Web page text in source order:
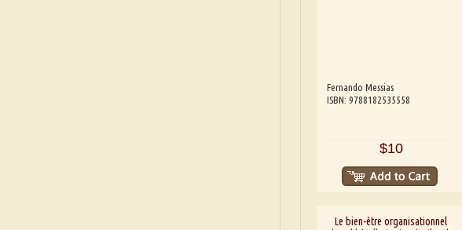
Fernando Messias
ISBN: 9788182535558
$10
Le bien-être organisationnel